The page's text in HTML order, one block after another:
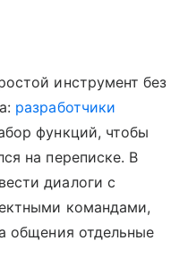
инструмент без
разработчики
функций, чтобы
на переписке. В
диалоги с
командами,
общения отдельные